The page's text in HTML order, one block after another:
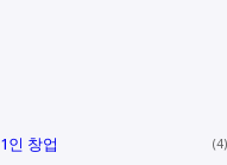
1인 창업 4